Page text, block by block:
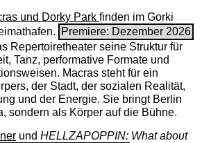
und Dorky Park finden im Gorki
Premiere: Dezember 2026
Repertoiretheater seine Struktur für
Tanz, performative Formate und
Macras steht für ein
der Stadt, der sozialen Realität,
und der Energie. Sie bringt Berlin
sondern als Körper auf die Bühne.
und HELLZAPOPPIN: What about